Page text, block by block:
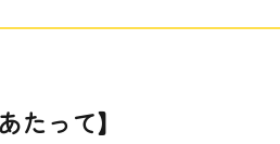
たって】